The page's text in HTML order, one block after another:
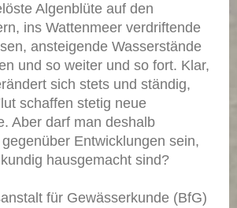
Algenblüte auf den
ins Wattenmeer verdriftende
ansteigende Wasserstände
und so weiter und so fort. Klar,
sich stets und ständig,
schaffen stetig neue
Aber darf man deshalb
Entwicklungen sein,
hausgemacht sind?
für Gewässerkunde (BfG)